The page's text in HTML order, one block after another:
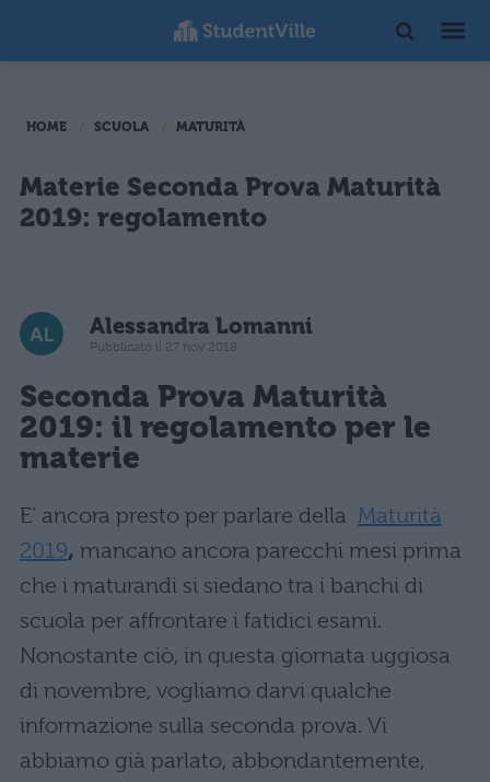
HOME SCUOLA MATURITÀ
Materie Seconda Prova Maturità
2019: regolamento
Alessandra Lomanni
Pubblicato il 27 nov 2018
Seconda Prova Maturità
2019: il regolamento per le
materie
E’ ancora presto per parlare della Maturità
2019, mancano ancora parecchi mesi prima
che i maturandi si siedano tra i banchi di
scuola per affrontare i fatidici esami.
Nonostante ciò, in questa giornata uggiosa
di novembre, vogliamo darvi qualche
informazione sulla seconda prova. Vi
abbiamo già parlato, abbondantemente,